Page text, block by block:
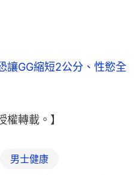
讓GG縮短2公分、性慾全
權轉載。】
男士健康